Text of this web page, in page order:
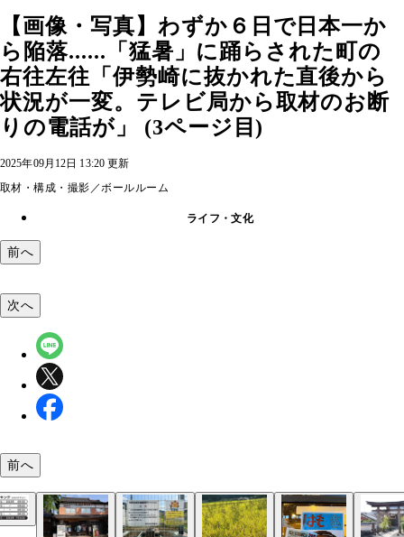
【画像・写真】わずか６日で日本一か
ら陥落......「猛暑」に踊らされた町の
右往左往「伊勢崎に抜かれた直後から
状況が一変。テレビ局から取材のお断
りの電話が」 (3ページ目)
2025年09月12日 13:20 更新
取材・構成・撮影／ボールルーム
ライフ・文化
前へ
次へ
前へ